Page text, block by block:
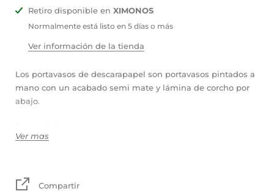
Retiro disponible en XIMONOS
Normalmente está listo en 5 días o más
Ver información de la tienda
Los portavasos de descarapapel son portavasos pintados a
mano con un acabado semi mate y lámina de corcho por
abajo.
Medida: 10 cm de diámetro
instrucciones de cuidado
Ver mas
Compartir